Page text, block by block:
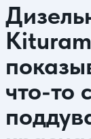
что-то